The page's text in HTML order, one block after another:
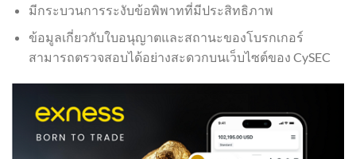
มีกระบวนการระงับข้อพิพาทที่มีประสิทธิภาพ
ข้อมูลเกี่ยวกับใบอนุญาตและสถานะของโบรกเกอร์
สามารถตรวจสอบได้อย่างสะดวกบนเว็บไซต์ของ CySEC